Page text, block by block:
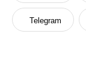
Telegram